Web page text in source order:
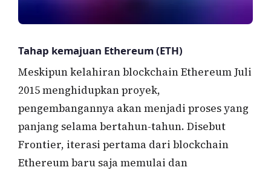
Tahap kemajuan Ethereum (ETH)
Meskipun kelahiran blockchain Ethereum Juli
2015 menghidupkan proyek,
pengembangannya akan menjadi proses yang
panjang selama bertahun-tahun. Disebut
Frontier, iterasi pertama dari blockchain
Ethereum baru saja memulai dan